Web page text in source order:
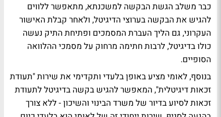
כבר משלב הגשת הבקשה למשכנתא, מתאפשר ללווים
להגיש את הבקשה בערוצי הדיגיטל, ולאחר קבלת האישור
העקרוני, גם הליך העברת המסמכים ופתיחת התיק נעשה
כולו בדיגיטל, לרבות חתימה מרחוק על מסמכי ההלוואה
הסופיים.
בנוסף, לאומי מציע באופן בלעדי ותקדימי את שירות "תעודת
זכאות דיגיטלית", המאפשר להגיש בקשה בדיגיטל לתעודת
זכאות לסיוע בדיור של משרד הבינוי והשיכון - ללא צורך